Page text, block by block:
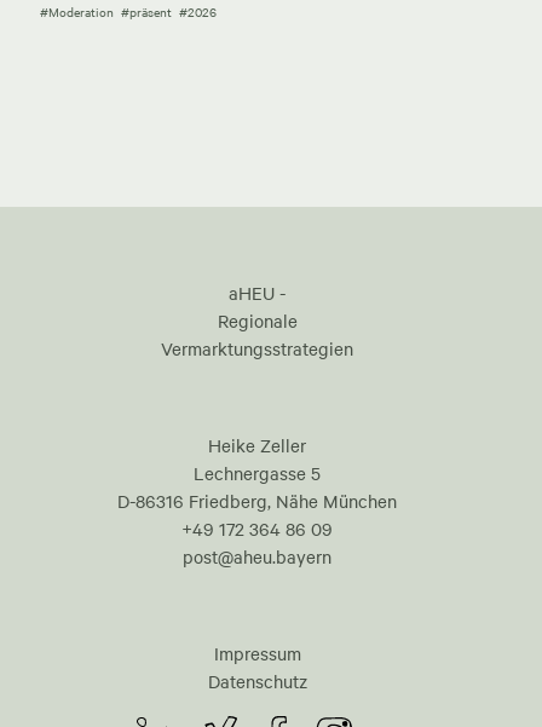
#Moderation #präsent #2026
aHEU -
Regionale
Vermarktungsstrategien
Heike Zeller
Lechnergasse 5
D-86316 Friedberg, Nähe München
+49 172 364 86 09
post@aheu.bayern
Impressum
Datenschutz